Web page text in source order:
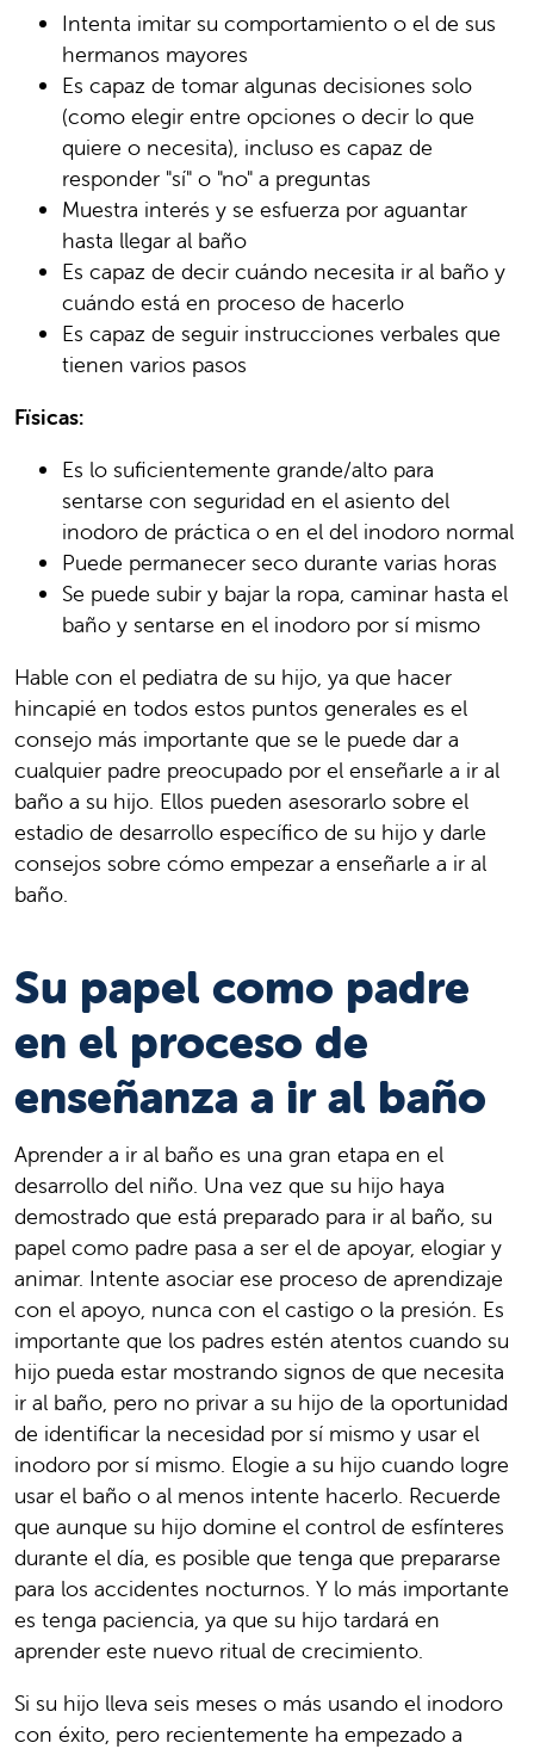
Intenta imitar su comportamiento o el de sus
hermanos mayores
Es capaz de tomar algunas decisiones solo
(como elegir entre opciones o decir lo que
quiere o necesita), incluso es capaz de
responder "sí" o "no" a preguntas
Muestra interés y se esfuerza por aguantar
hasta llegar al baño
Es capaz de decir cuándo necesita ir al baño y
cuándo está en proceso de hacerlo
Es capaz de seguir instrucciones verbales que
tienen varios pasos
Fïsicas:
Es lo suficientemente grande/alto para
sentarse con seguridad en el asiento del
inodoro de práctica o en el del inodoro normal
Puede permanecer seco durante varias horas
Se puede subir y bajar la ropa, caminar hasta el
baño y sentarse en el inodoro por sí mismo
Hable con el pediatra de su hijo, ya que hacer
hincapié en todos estos puntos generales es el
consejo más importante que se le puede dar a
cualquier padre preocupado por el enseñarle a ir al
baño a su hijo. Ellos pueden asesorarlo sobre el
estadio de desarrollo específico de su hijo y darle
consejos sobre cómo empezar a enseñarle a ir al
baño.
Su papel como padre
en el proceso de
enseñanza a ir al baño
Aprender a ir al baño es una gran etapa en el
desarrollo del niño. Una vez que su hijo haya
demostrado que está preparado para ir al baño, su
papel como padre pasa a ser el de apoyar, elogiar y
animar. Intente asociar ese proceso de aprendizaje
con el apoyo, nunca con el castigo o la presión. Es
importante que los padres estén atentos cuando su
hijo pueda estar mostrando signos de que necesita
ir al baño, pero no privar a su hijo de la oportunidad
de identificar la necesidad por sí mismo y usar el
inodoro por sí mismo. Elogie a su hijo cuando logre
usar el baño o al menos intente hacerlo. Recuerde
que aunque su hijo domine el control de esfínteres
durante el día, es posible que tenga que prepararse
para los accidentes nocturnos. Y lo más importante
es tenga paciencia, ya que su hijo tardará en
aprender este nuevo ritual de crecimiento.
Si su hijo lleva seis meses o más usando el inodoro
con éxito, pero recientemente ha empezado a